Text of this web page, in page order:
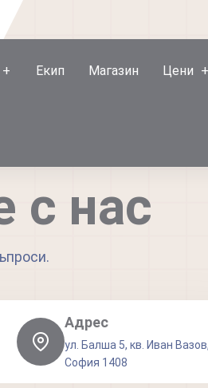
Екип Магазин Цени
с нас
Адрес
ул. Балша 5, кв. Иван Вазов,
София 1408